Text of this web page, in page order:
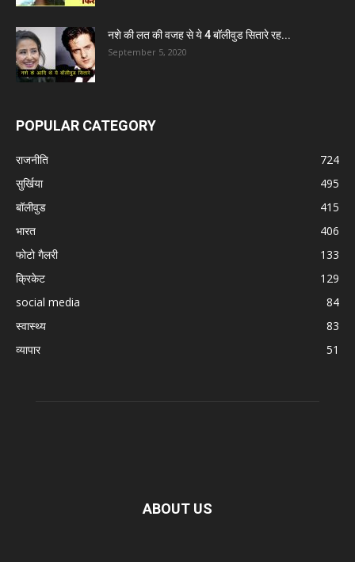
नशे की लत की वजह से ये 4 बॉलीवुड सितारे रह...
September 5, 2020
POPULAR CATEGORY
राजनीति
724
सुर्खिया
495
बॉलीवुड
415
भारत
406
फोटो गैलरी
133
क्रिकेट
129
social media
84
स्वास्थ्य
83
व्यापार
51
ABOUT US